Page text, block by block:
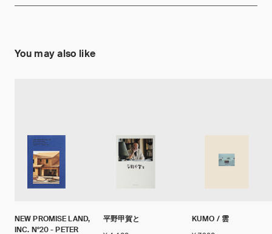
You may also like
NEW PROMISE LAND,
INC. N°20 - PETER
平野甲賀と KUMO / 雲